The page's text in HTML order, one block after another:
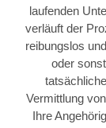
laufenden
verläuft der
reibungslos
oder
Vermittlung
Ihre